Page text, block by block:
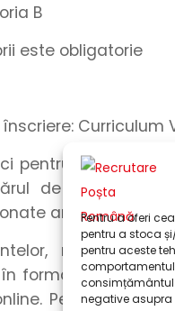
Pentru a oferi
pentru a stoca
pentru aceste
comportamentul
negative
B
este obligatorie
pentru acest post,
de telefon
anterior!
formatul .pdf,
Pentru a